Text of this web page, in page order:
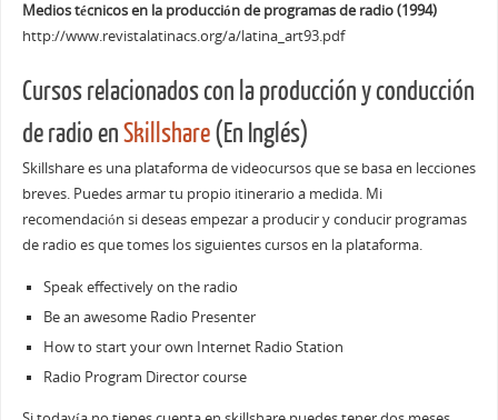
Medios técnicos en la producción de programas de radio (1994)
http://www.revistalatinacs.org/a/latina_art93.pdf
Cursos relacionados con la producción y conducción
de radio enSkillshare(En Inglés)
Skillshare es una plataforma de videocursos que se basa en lecciones
breves. Puedes armar tu propio itinerario a medida. Mi
recomendación si deseas empezar a producir y conducir programas
de radio es que tomes los siguientes cursos en la plataforma.
Speak effectively on the radio
Be an awesome Radio Presenter
How to start your own Internet Radio Station
Radio Program Director course